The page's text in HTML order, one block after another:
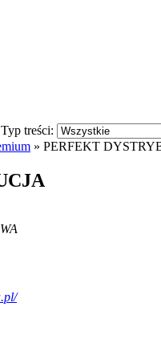
Typ treści:
» PERFEKT